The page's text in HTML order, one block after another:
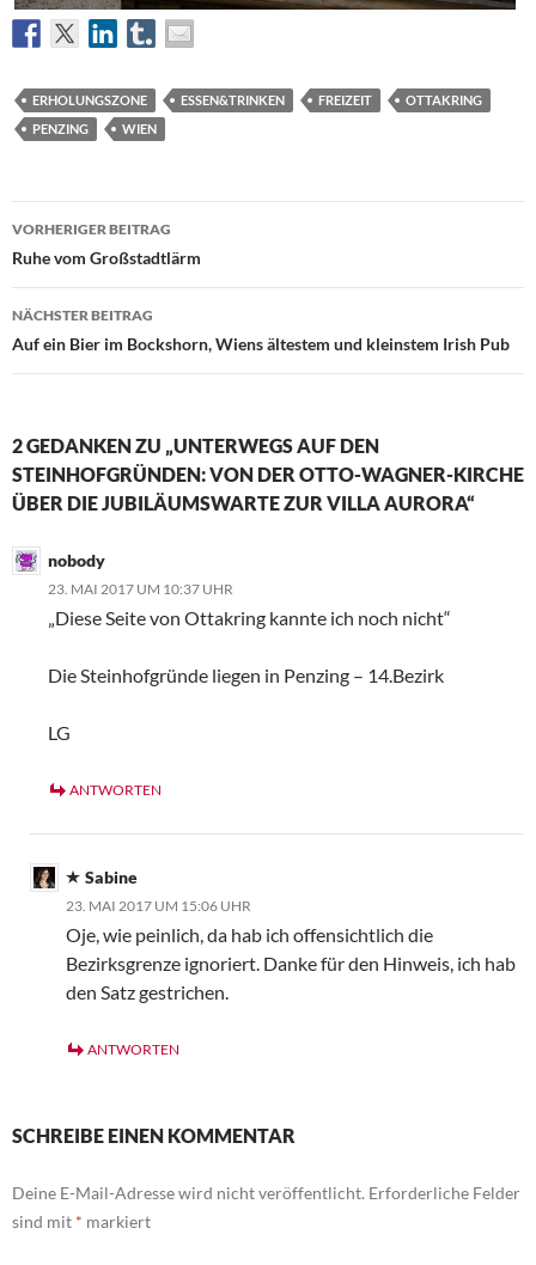
ERHOLUNGSZONE ESSEN&TRINKEN FREIZEIT
OTTAKRING
PENZING
WIEN
Beitragsnavigation
VORHERIGER BEITRAG
Ruhe vom Großstadtlärm
NÄCHSTER BEITRAG
Auf ein Bier im Bockshorn, Wiens ältestem und kleinstem Irish Pub
2 GEDANKEN ZU „UNTERWEGS AUF DEN
STEINHOFGRÜNDEN: VON DER OTTO-WAGNER-KIRCHE
ÜBER DIE JUBILÄUMSWARTE ZUR VILLA AURORA“
nobody
23. MAI 2017 UM 10:37 UHR
„Diese Seite von Ottakring kannte ich noch nicht“
Die Steinhofgründe liegen in Penzing – 14.Bezirk
LG
ANTWORTEN
Sabine
23. MAI 2017 UM 15:06 UHR
Oje, wie peinlich, da hab ich offensichtlich die
Bezirksgrenze ignoriert. Danke für den Hinweis, ich hab
den Satz gestrichen.
ANTWORTEN
SCHREIBE EINEN KOMMENTAR
Deine E-Mail-Adresse wird nicht veröffentlicht. Erforderliche Felder
sind mit * markiert